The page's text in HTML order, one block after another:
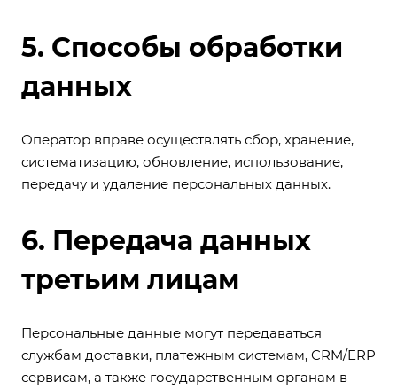
5. Способы обработки
данных
Оператор вправе осуществлять сбор, хранение,
систематизацию, обновление, использование,
передачу и удаление персональных данных.
6. Передача данных
третьим лицам
Персональные данные могут передаваться
службам доставки, платежным системам, CRM/ERP
сервисам, а также государственным органам в